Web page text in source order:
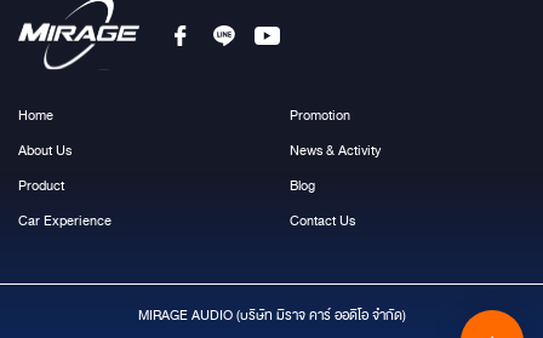
Home
About Us
Product
Car Experience
Promotion
News & Activity
Blog
Contact Us
MIRAGE AUDIO (บริษัท มีราจ คาร์ ออดิโอ จำกัด)